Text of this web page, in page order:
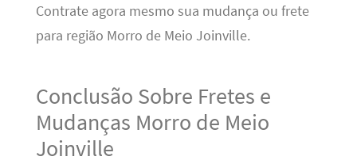
Contrate agora mesmo sua mudança ou frete
para região Morro de Meio Joinville.
Conclusão Sobre Fretes e
Mudanças Morro de Meio
Joinville